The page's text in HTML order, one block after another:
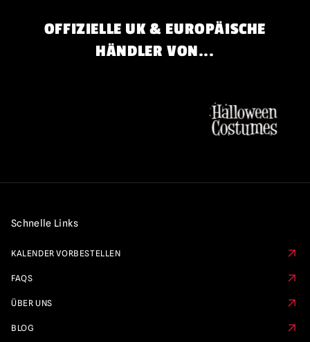
OFFIZIELLE UK & EUROPÄISCHE
HÄNDLER VON...
Schnelle Links
KALENDER VORBESTELLEN
FAQS
ÜBER UNS
BLOG